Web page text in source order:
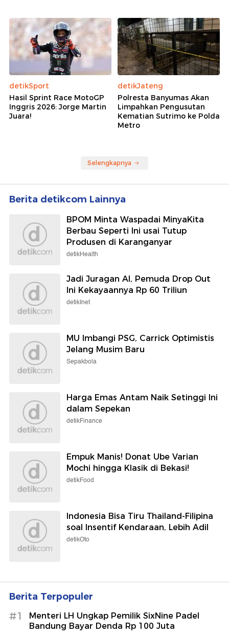
detikSport
Hasil Sprint Race MotoGP
Inggris 2026: Jorge Martin
Juara!
detikJateng
Polresta Banyumas Akan
Limpahkan Pengusutan
Kematian Sutrimo ke Polda
Metro
Selengkapnya
Berita detikcom Lainnya
BPOM Minta Waspadai MinyaKita
Berbau Seperti Ini usai Tutup
Produsen di Karanganyar
detikHealth
Jadi Juragan AI, Pemuda Drop Out
Ini Kekayaannya Rp 60 Triliun
detikInet
MU Imbangi PSG, Carrick Optimistis
Jelang Musim Baru
Sepakbola
Harga Emas Antam Naik Setinggi Ini
dalam Sepekan
detikFinance
Empuk Manis! Donat Ube Varian
Mochi hingga Klasik di Bekasi!
detikFood
Indonesia Bisa Tiru Thailand-Filipina
soal Insentif Kendaraan, Lebih Adil
detikOto
Berita Terpopuler
#1
Menteri LH Ungkap Pemilik SixNine Padel
Bandung Bayar Denda Rp 100 Juta